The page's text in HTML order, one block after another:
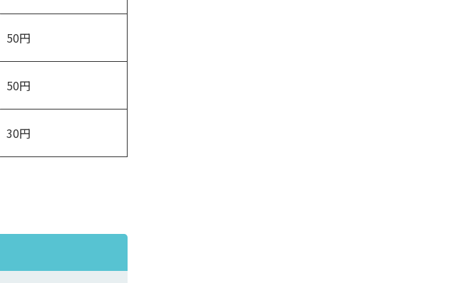
50円
50円
30円